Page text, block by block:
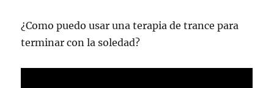
¿Como puedo usar una terapia de trance para
terminar con la soledad?